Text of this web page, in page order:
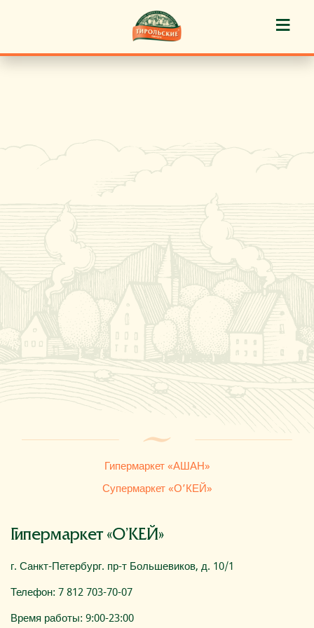
Гипермаркет «АШАН»
Супермаркет «О’КЕЙ»
Гипермаркет «О’КЕЙ»
г. Санкт-Петербург. пр-т Большевиков, д. 10/1
Телефон: 7 812 703-70-07
Время работы: 9:00-23:00
≡
Пирожные «Тирольские» ®
Торты «Тирольские» ®
Куличи
Кафе-кондитерские
Новости
Где купить
О компании